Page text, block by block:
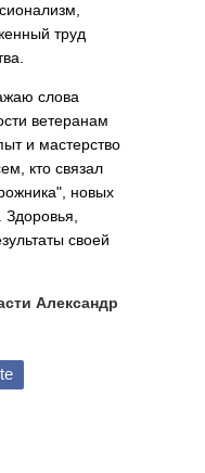
труд
слова
ветеранам
и мастерство
кто связал
новых
своей
Александр